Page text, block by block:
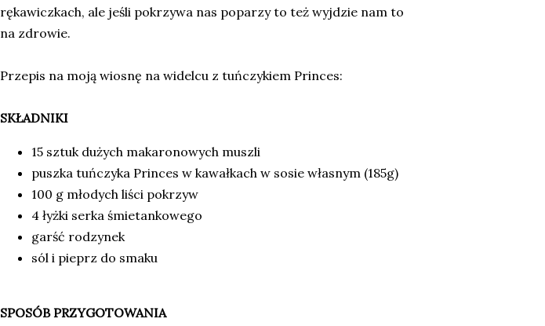
rękawiczkach, ale jeśli pokrzywa nas poparzy to też wyjdzie nam to
na zdrowie.
Przepis na moją wiosnę na widelcu z tuńczykiem Princes:
SKŁADNIKI
15 sztuk dużych makaronowych muszli
puszka tuńczyka Princes w kawałkach w sosie własnym (185g)
100 g młodych liści pokrzyw
4 łyżki serka śmietankowego
garść rodzynek
sól i pieprz do smaku
SPOSÓB PRZYGOTOWANIA